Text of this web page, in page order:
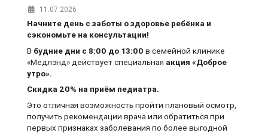
11.07.2026
Начните день с заботы о здоровье ребёнка и
сэкономьте на консультации!
В будние дни с 8:00 до 13:00 в семейной клинике
«Медлэнд» действует специальная акция «Доброе
утро».
Скидка 20% на приём педиатра.
Это отличная возможность пройти плановый осмотр,
получить рекомендации врача или обратиться при
первых признаках заболевания по более выгодной